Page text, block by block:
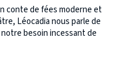
conte de fées moderne et
Léocadia nous parle de
besoin incessant de